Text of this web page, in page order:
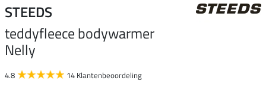
STEEDS
teddyfleece bodywarmer
Nelly
4.8 14 Klantenbeoordeling